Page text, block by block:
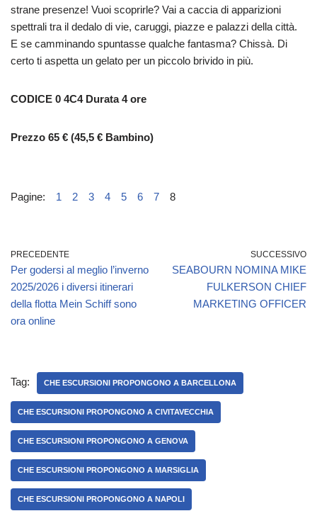
strane presenze! Vuoi scoprirle? Vai a caccia di apparizioni
spettrali tra il dedalo di vie, caruggi, piazze e palazzi della città.
E se camminando spuntasse qualche fantasma? Chissà. Di
certo ti aspetta un gelato per un piccolo brivido in più.
CODICE 0 4C4 Durata 4 ore
Prezzo 65 € (45,5 € Bambino)
Pagine: 1 2 3 4 5 6 7 8
PRECEDENTE
Per godersi al meglio l’inverno
2025/2026 i diversi itinerari
della flotta Mein Schiff sono
ora online
SUCCESSIVO
SEABOURN NOMINA MIKE
FULKERSON CHIEF
MARKETING OFFICER
Tag: CHE ESCURSIONI PROPONGONO A BARCELLONA
CHE ESCURSIONI PROPONGONO A CIVITAVECCHIA
CHE ESCURSIONI PROPONGONO A GENOVA
CHE ESCURSIONI PROPONGONO A MARSIGLIA
CHE ESCURSIONI PROPONGONO A NAPOLI